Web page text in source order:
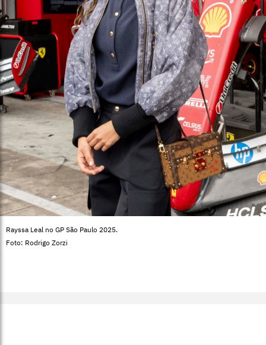
Rayssa Leal no GP São Paulo 2025.
Foto: Rodrigo Zorzi